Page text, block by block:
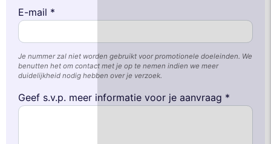
E-mail *
Je nummer zal niet worden gebruikt voor promotionele doeleinden. We
benutten het om contact met je op te nemen indien we meer
duidelijkheid nodig hebben over je verzoek.
Geef s.v.p. meer informatie voor je aanvraag *